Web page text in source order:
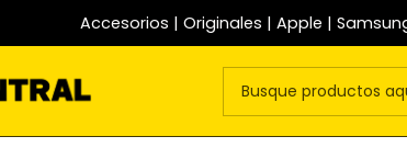
Accesorios | Originales | Apple |